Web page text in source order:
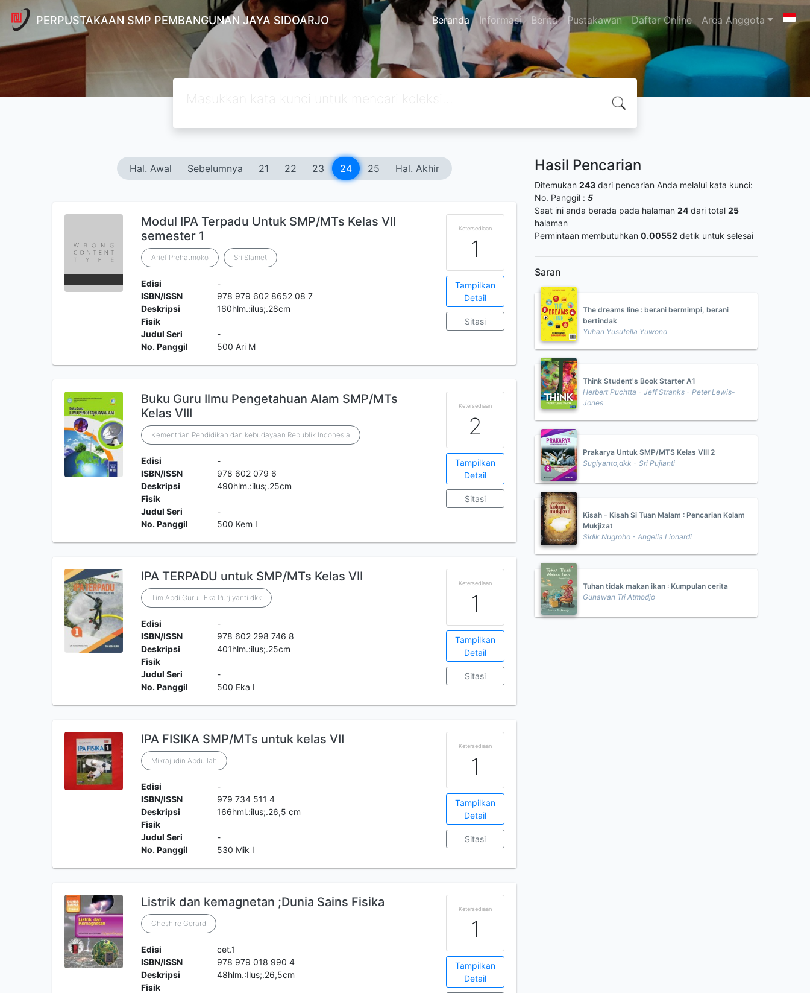
PERPUSTAKAAN SMP PEMBANGUNAN JAYA SIDOARJO Beranda Informasi Berita Pustakawan Daftar Online Area Anggota
Hal. Awal Sebelumnya 21 22 23 24 25 Hal. Akhir
Modul IPA Terpadu Untuk SMP/MTs Kelas VII
semester 1
Arief Prehatmoko Sri Slamet
Edisi
-
ISBN/ISSN
978 979 602 8652 08 7
Deskripsi
Fisik
160hlm.:ilus;.28cm
Judul Seri
-
No. Panggil
500 Ari M
Ketersediaan
1
Tampilkan
Detail
Sitasi
Buku Guru Ilmu Pengetahuan Alam SMP/MTs
Kelas VIII
Kementrian Pendidikan dan kebudayaan Republik Indonesia
Edisi
-
ISBN/ISSN
978 602 079 6
Deskripsi
Fisik
490hlm.:ilus;.25cm
Judul Seri
-
No. Panggil
500 Kem I
Ketersediaan
2
Tampilkan
Detail
Sitasi
IPA TERPADU untuk SMP/MTs Kelas VII
Tim Abdi Guru : Eka Purjiyanti dkk
Edisi
-
ISBN/ISSN
978 602 298 746 8
Deskripsi
Fisik
401hlm.:ilus;.25cm
Judul Seri
-
No. Panggil
500 Eka I
Ketersediaan
1
Tampilkan
Detail
Sitasi
IPA FISIKA SMP/MTs untuk kelas VII
Mikrajudin Abdullah
Edisi
-
ISBN/ISSN
979 734 511 4
Deskripsi
Fisik
166hml.:ilus;.26,5 cm
Judul Seri
-
No. Panggil
530 Mik I
Ketersediaan
1
Tampilkan
Detail
Sitasi
Listrik dan kemagnetan ;Dunia Sains Fisika
Cheshire Gerard
Edisi
cet.1
ISBN/ISSN
978 979 018 990 4
Deskripsi
Fisik
48hlm.:Ilus;.26,5cm
Ketersediaan
1
Tampilkan
Detail
Hasil Pencarian
Ditemukan 243 dari pencarian Anda melalui kata kunci:
No. Panggil : 5
Saat ini anda berada pada halaman 24 dari total 25
halaman
Permintaan membutuhkan 0.00552 detik untuk selesai
Saran
The dreams line : berani bermimpi, berani
bertindak
Yuhan Yusufella Yuwono
Think Student's Book Starter A1
Herbert Puchtta - Jeff Stranks - Peter Lewis-
Jones
Prakarya Untuk SMP/MTS Kelas VIII 2
Sugiyanto,dkk - Sri Pujianti
Kisah - Kisah Si Tuan Malam : Pencarian Kolam
Mukjizat
Sidik Nugroho - Angelia Lionardi
Tuhan tidak makan ikan : Kumpulan cerita
Gunawan Tri Atmodjo